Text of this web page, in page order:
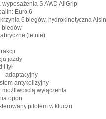
S AWD AllGrip
Euro 6
6 biegów, hydrokinetyczna Aisin
biegów
(letnie)
jazdy
i tył
- adaptacyjny
antykolizyjny
możliwością wyłączenia
opon
pilotem w kluczu